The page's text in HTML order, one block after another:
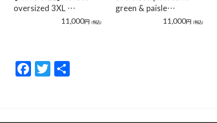
oversized 3XL …
11,000円 (税込)
green & paisle…
11,000円 (税込)
F
ac
T
w